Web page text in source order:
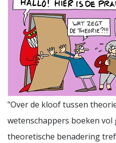
"Over de kloof tussen
wetenschappers boeken vol
theoretische benadering